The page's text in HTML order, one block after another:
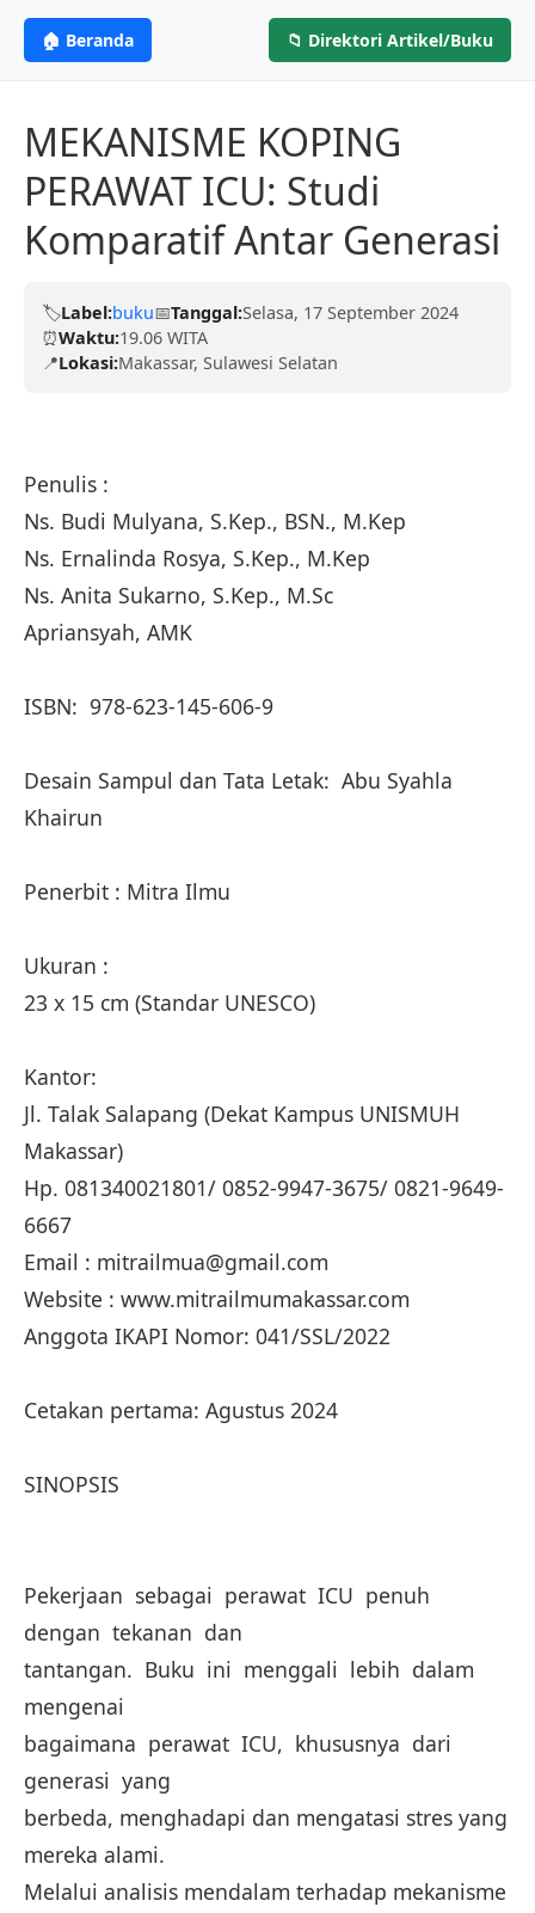
MI CV. MITRA ILMU
Berdedikasi untuk menerbitkan karya tulis
dan peneliti untuk mencerdaskan negeri.
Terbitkan Bukumu Sekarang
ANGGOTA IKAPI
Profesional &
Terpercaya
Kami telah dipercaya oleh ribuan penulis dengan
proses yang cepat, legalitas resmi (ISBN), dan
Pelajari Lebih Lanjut
🏠 Beranda 📁 Direktori Artikel/Buku
MEKANISME KOPING
PERAWAT ICU: Studi
Komparatif Antar Generasi
🏷️Label:buku📅Tanggal:Selasa, 17 September 2024
⏰Waktu:19.06 WITA
📍Lokasi:Makassar, Sulawesi Selatan
Penulis :
Ns. Budi Mulyana, S.Kep., BSN., M.Kep
Ns. Ernalinda Rosya, S.Kep., M.Kep
Ns. Anita Sukarno, S.Kep., M.Sc
Apriansyah, AMK
ISBN: 978-623-145-606-9
Desain Sampul dan Tata Letak: Abu Syahla
Khairun
Penerbit : Mitra Ilmu
Ukuran :
23 x 15 cm (Standar UNESCO)
Kantor:
Jl. Talak Salapang (Dekat Kampus UNISMUH
Makassar)
Hp. 081340021801/ 0852-9947-3675/ 0821-9649-
6667
Email : mitrailmua@gmail.com
Website : www.mitrailmumakassar.com
Anggota IKAPI Nomor: 041/SSL/2022
Cetakan pertama: Agustus 2024
SINOPSIS
Pekerjaan sebagai perawat ICU penuh
dengan tekanan dan
tantangan. Buku ini menggali lebih dalam
mengenai
bagaimana perawat ICU, khususnya dari
generasi yang
berbeda, menghadapi dan mengatasi stres yang
mereka alami.
Melalui analisis mendalam terhadap mekanisme